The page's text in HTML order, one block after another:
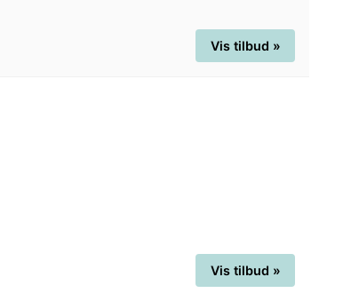
Vis tilbud »
Vis tilbud »